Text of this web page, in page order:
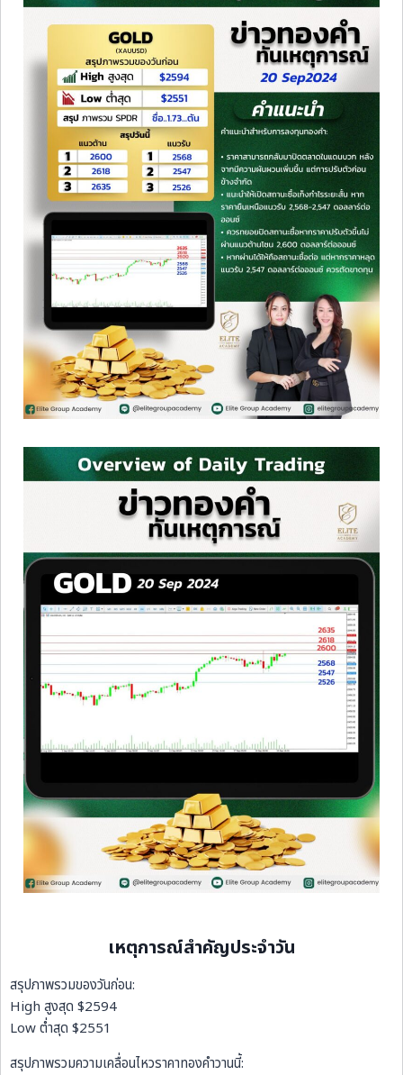
เหตุการณ์สำคัญประจำวัน
สรุปภาพรวมของวันก่อน:
High สูงสุด $2594
Low ต่ำสุด $2551
สรุปภาพรวมความเคลื่อนไหวราคาทองคำวานนี้: